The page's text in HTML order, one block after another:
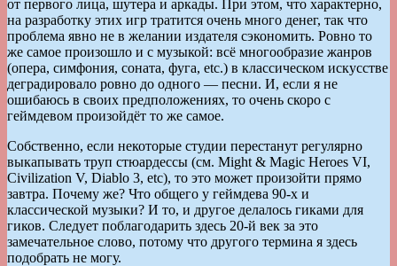
от первого лица, шутера и аркады. При этом, что характерно,
на разработку этих игр тратится очень много денег, так что
проблема явно не в желании издателя сэкономить. Ровно то
же самое произошло и с музыкой: всё многообразие жанров
(опера, симфония, соната, фуга, etc.) в классическом искусстве
деградировало ровно до одного — песни. И, если я не
ошибаюсь в своих предположениях, то очень скоро с
геймдевом произойдёт то же самое.
Собственно, если некоторые студии перестанут регулярно
выкапывать труп стюардессы (см. Might & Magic Heroes VI,
Civilization V, Diablo 3, etc), то это может произойти прямо
завтра. Почему же? Что общего у геймдева 90-х и
классической музыки? И то, и другое делалось гиками для
гиков. Следует поблагодарить здесь 20-й век за это
замечательное слово, потому что другого термина я здесь
подобрать не могу.